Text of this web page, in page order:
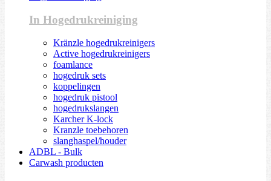
In Hogedrukreiniging
Kränzle hogedrukreinigers
Active hogedrukreinigers
foamlance
hogedruk sets
koppelingen
hogedruk pistool
hogedrukslangen
Karcher K-lock
Kranzle toebehoren
slanghaspel/houder
ADBL - Bulk
Carwash producten